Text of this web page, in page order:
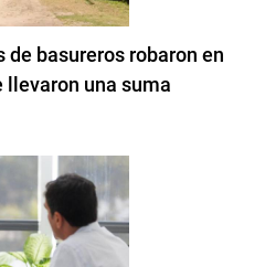
basureros robaron en
llevaron una suma